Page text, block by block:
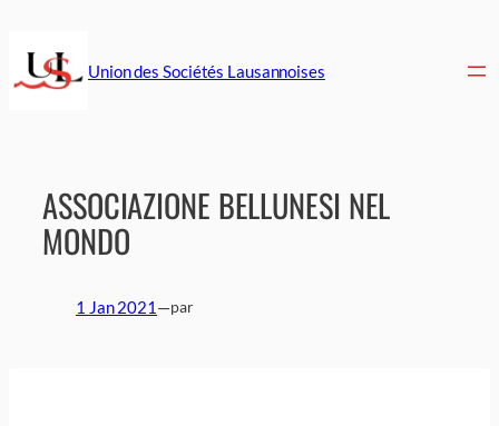
contenu
Union des Sociétés Lausannoises
ASSOCIAZIONE BELLUNESI NEL
MONDO
1 Jan 2021 —par